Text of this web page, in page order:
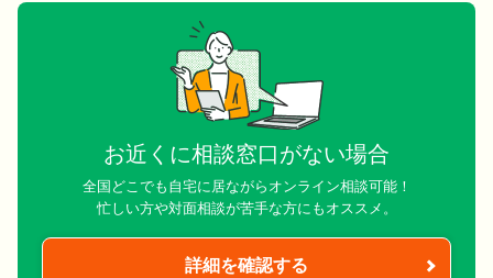
お近くに相談窓口がない場合
全国どこでも自宅に居ながらオンライン相談可能！
忙しい方や対面相談が苦手な方にもオススメ。
詳細を確認する